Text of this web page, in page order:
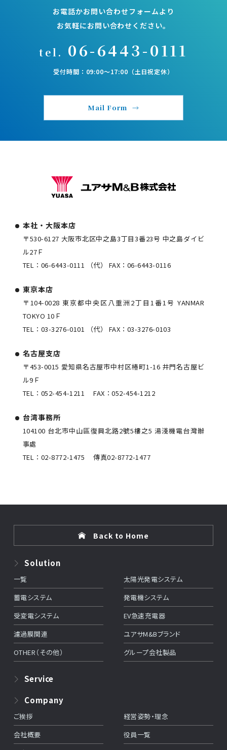
お電話かお問い合わせフォームより
お気軽にお問い合わせください。
tel. 06-6443-0111
受付時間：09:00〜17:00（土日祝定休）
Mail Form
本社・大阪本店
〒530-6127 大阪市北区中之島3丁目3番23号 中之島ダイビ
ル27Ｆ
TEL： 06-6443-0111 （代） FAX： 06-6443-0116
東京本店
〒104-0028 東京都中央区八重洲2丁目1番1号 YANMAR
TOKYO 10Ｆ
TEL： 03-3276-0101 （代） FAX： 03-3276-0103
名古屋支店
〒453-0015 愛知県名古屋市中村区椿町1-16 井門名古屋ビ
ル9Ｆ
TEL： 052-454-1211 FAX：052-454-1212
台湾事務所
104100 台北市中山區復興北路2號5樓之5 湯淺機電台灣辦
事處
TEL： 02-8772-1475 傳真02-8772-1477
Back to Home
Solution
一覧
太陽光発電システム
蓄電システム
発電機システム
受変電システム
EV急速充電器
濾過膜関連
ユアサM&Bブランド
OTHER（その他）
グループ会社製品
Service
Company
ご挨拶
経営姿勢・理念
会社概要
役員一覧